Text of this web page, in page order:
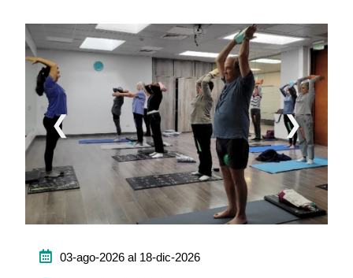
❮ ❯
03-ago-2026 al 18-dic-2026